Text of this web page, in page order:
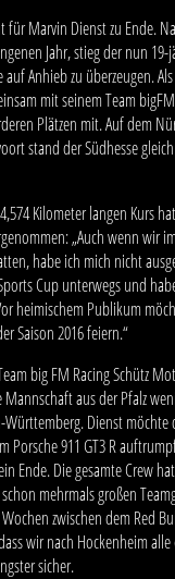
für Marvin Dienst zu Ende.
Jahr, stieg der nun 19-
Anhieb zu überzeugen.
mit seinem Team
Plätzen mit. Auf dem
stand der Südhesse
Kilometer langen Kurs
„Auch wenn wir
habe ich mich nicht
Cup unterwegs und
heimischem Publikum
Saison 2016 feiern.“
big FM Racing Schütz
aus der Pfalz
Württemberg. Dienst möchte
Porsche 911 GT3 R
Ende. Die gesamte Crew
mehrmals großen
zwischen dem Red
wir nach Hockenheim
sicher.